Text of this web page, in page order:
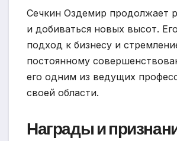
Сечкин Оздемир продолжает
и добиваться новых высот.
подход к бизнесу и
постоянному
его одним из ведущих
своей области.
Награды и